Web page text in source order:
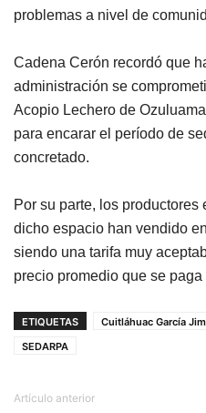
problemas a nivel de
Cadena Cerón recordó que
administración se
Acopio Lechero de
para encarar el período de
concretado.
Por su parte, los productores
dicho espacio han vendido
siendo una tarifa muy
precio promedio que se
ETIQUETAS Cuitláhuac García
SEDARPA
Artículo anterior